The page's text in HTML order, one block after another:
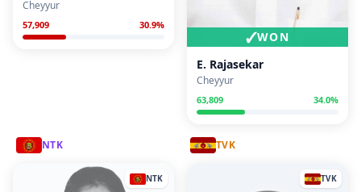
Cheyyur
57,909 30.9%
✓WON
E. Rajasekar
Cheyyur
63,809 34.0%
NTK
NTK
TVK
TVK